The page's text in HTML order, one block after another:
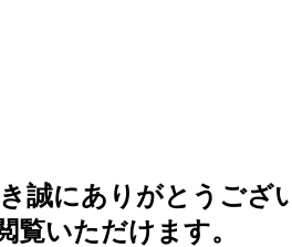
誠にありがとうござ
覧いただけます。